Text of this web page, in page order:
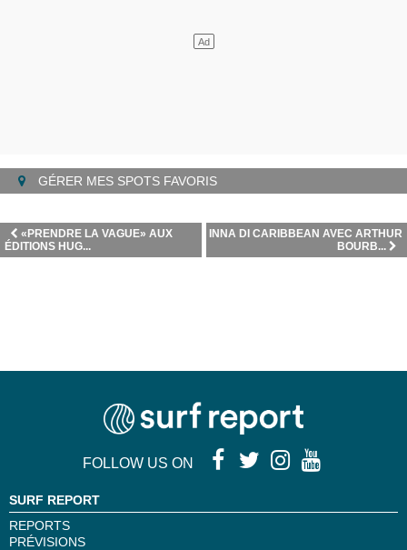
GÉRER MES SPOTS FAVORIS
INNA DI CARIBBEAN AVEC ARTHUR
BOURB...
«PRENDRE LA VAGUE» AUX
ÉDITIONS HUG...
FOLLOW US ON
SURF REPORT
REPORTS
PRÉVISIONS